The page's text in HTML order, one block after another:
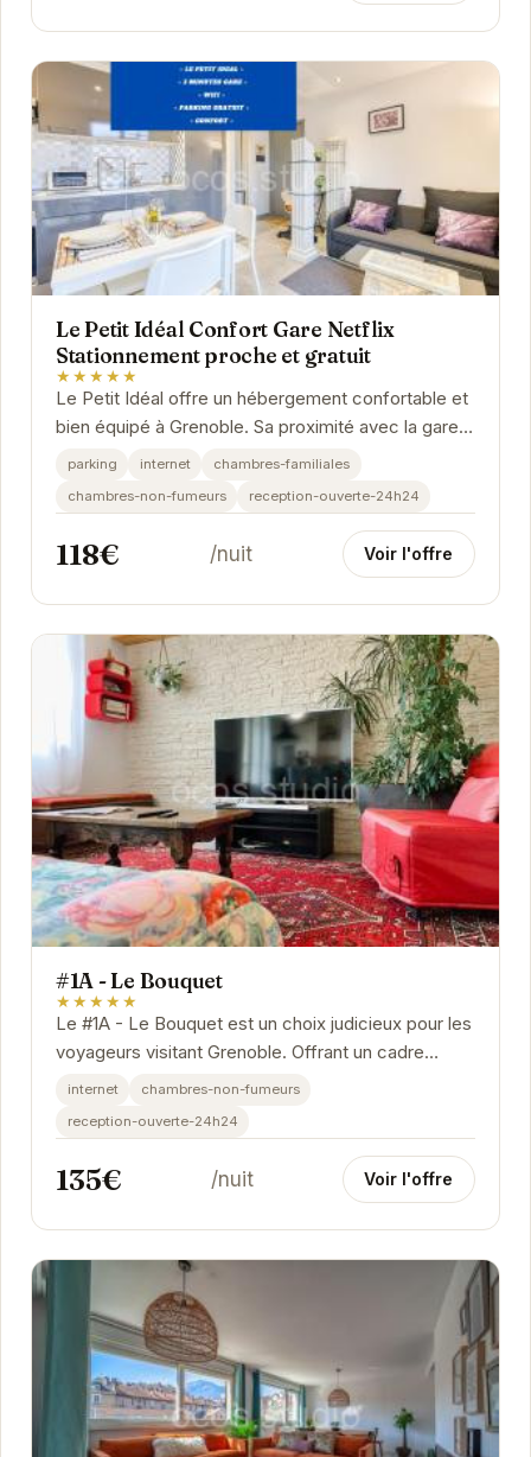
Le Petit Idéal Confort Gare Netflix
Stationnement proche et gratuit
★★★★★
Le Petit Idéal offre un hébergement confortable et
bien équipé à Grenoble. Sa proximité avec la gare
et le stationnement gratuit en font un...
parking internet
chambres-familiales
chambres-non-fumeurs
reception-ouverte-24h24
118€ /nuit Voir l'offre
#1A - Le Bouquet
★★★★★
Le #1A - Le Bouquet est un choix judicieux pour les
voyageurs visitant Grenoble. Offrant un cadre
idéalement situé, l'établissement permet...
internet
chambres-non-fumeurs
reception-ouverte-24h24
135€ /nuit Voir l'offre